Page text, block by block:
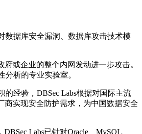
数据库安全漏洞、数据库攻击技术模
或企业的整个内网发动进一步攻击。
析的专业实验室。
经验，DBSec Labs根据对国际主流
商实现安全防护需求，为中国数据安全
Labs已针对Oracle、MySQL、